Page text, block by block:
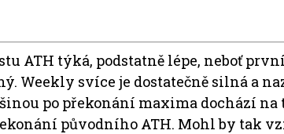
ATH týká, podstatně lépe, neboť
Weekly svíce je dostatečně silná a
po překonání maxima dochází
původního ATH. Mohl by tak